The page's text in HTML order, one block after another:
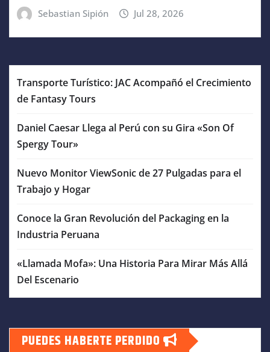
Sebastian Sipión Jul 28, 2026
Transporte Turístico: JAC Acompañó el Crecimiento
de Fantasy Tours
Daniel Caesar Llega al Perú con su Gira «Son Of
Spergy Tour»
Nuevo Monitor ViewSonic de 27 Pulgadas para el
Trabajo y Hogar
Conoce la Gran Revolución del Packaging en la
Industria Peruana
«Llamada Mofa»: Una Historia Para Mirar Más Allá
Del Escenario
PUEDES HABERTE PERDIDO